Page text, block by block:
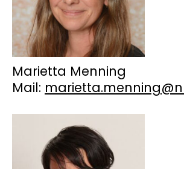
Marietta Menning
Mail: